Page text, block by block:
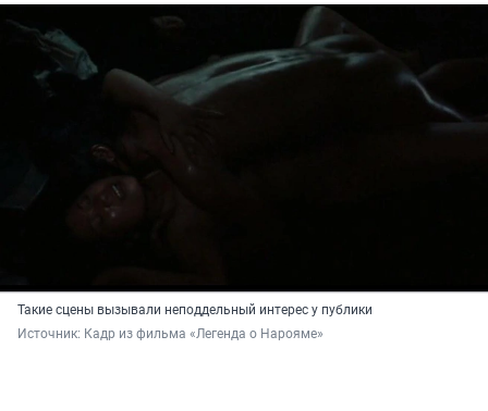
Такие сцены вызывали неподдельный интерес у публики
Источник: Кадр из фильма «Легенда о Нарояме»